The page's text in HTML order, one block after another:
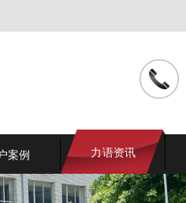
案例 力语资讯